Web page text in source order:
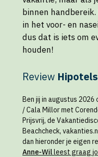
binnen
in het voor- en
dus dat is iets om
houden!
Review
Ben jij in augustus
/ Cala Millor met
Prijsvrij, de
Beachcheck,
dan hieronder je eigen
Anne-Willeest graag